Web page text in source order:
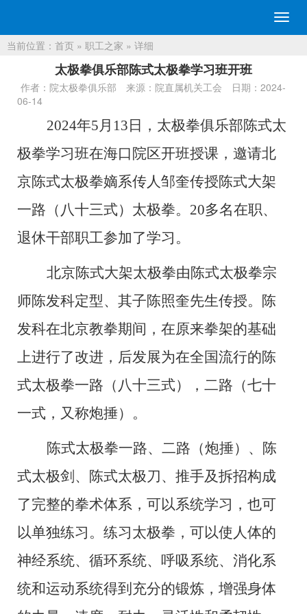
切
换
当前位置： 首页 » 职工之家 » 详细
太极拳俱乐部陈式太极拳学习班开班
作者：院太极拳俱乐部 来源：院直属机关工会
日期：2024-
06-14
2024年5月13日，太极拳俱乐部陈式太
极拳学习班在海口院区开班授课，邀请北
京陈式太极拳嫡系传人邹奎传授陈式大架
一路 （八十三式）太极拳。 20多名在职、
退休干部职工参加了学习。
北京陈式大架太极拳由陈式太极拳宗
师陈发科定型、其子陈照奎先生传授。 陈
发科在北京教拳期间 ，在原来拳架的基础
上进行了改进 ， 后发展为在全国流行的陈
式太极拳一路（八十三式），二路（七十
一式，又称炮捶）。
陈式太极拳一路、二路（炮捶）、陈
式太极剑、陈式太极刀、推手及拆招构成
了完整的拳术体系， 可以系统学习，也可
以单独练习。 练习太极拳， 可以使人体的
神经系统、循环系统、呼吸系统、消化系
统和运动系统得到充分的锻炼，增强身体